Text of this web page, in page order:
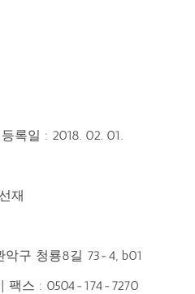
록일 : 2018. 02. 01.
재
구 청룡8길 73-4, b01
팩스 : 0504-174-7270